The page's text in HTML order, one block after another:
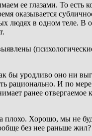
ее глазами. То есть
оказывается
в одном теле. В
бы уродливо оно ни
рационально. И по мере
ранее отвергаемое
плохо. Хорошо, мы не
без нее раньше жил?